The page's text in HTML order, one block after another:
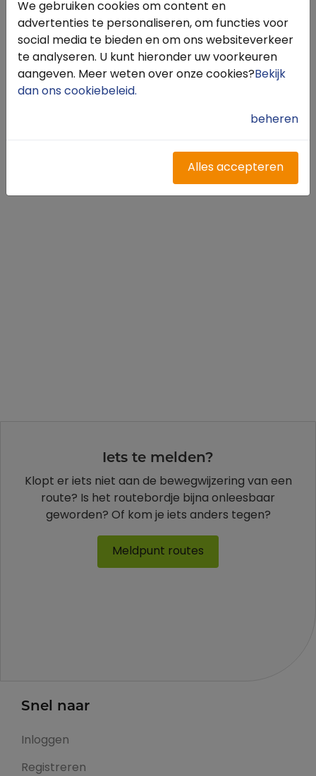
Iets te melden?
Klopt er iets niet aan de bewegwijzering van een
route? Is het routebordje bijna onleesbaar
geworden? Of kom je iets anders tegen?
Meldpunt routes
Snel naar
Inloggen
Registreren
We gebruiken cookies om content en
advertenties te personaliseren, om functies voor
social media te bieden en om ons websiteverkeer
te analyseren. U kunt hieronder uw voorkeuren
aangeven. Meer weten over onze cookies? Bekijk
dan ons cookiebeleid.
beheren
Alles accepteren